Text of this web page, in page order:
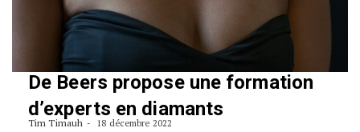
De Beers propose une formation
d’experts en diamants
Tim Timauh 18 décembre 2022